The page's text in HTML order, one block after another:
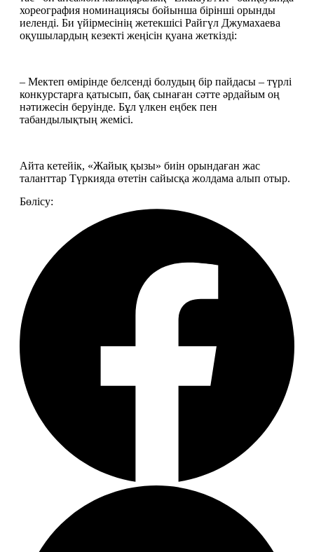
хореография номинациясы бойынша бірінші орынды
иеленді. Би үйірмесінің жетекшісі Райгүл Джумахаева
оқушылардың кезекті жеңісін қуана жеткізді:
– Мектеп өмірінде белсенді болудың бір пайдасы – түрлі
конкурстарға қатысып, бақ сынаған сәтте әрдайым оң
нәтижесін беруінде. Бұл үлкен еңбек пен
табандылықтың жемісі.
Айта кетейік, «Жайық қызы» биін орындаған жас
таланттар Түркияда өтетін сайысқа жолдама алып отыр.
Бөлісу: